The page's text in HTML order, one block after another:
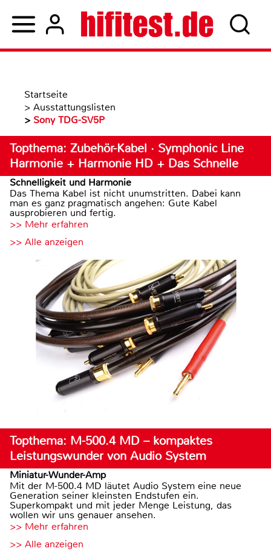
Startseite
> Ausstattungslisten
> Sony TDG-SV5P
Topthema: Zubehör-Kabel · Symphonic Line
Harmonie + Harmonie HD + Das Schnelle
Schnelligkeit und Harmonie
Das Thema Kabel ist nicht unumstritten. Dabei kann
man es ganz pragmatisch angehen: Gute Kabel
ausprobieren und fertig.
>> Mehr erfahren
>> Alle anzeigen
Topthema: M-500.4 MD – kompaktes
Leistungswunder von Audio System
Miniatur-Wunder-Amp
Mit der M-500.4 MD läutet Audio System eine neue
Generation seiner kleinsten Endstufen ein.
Superkompakt und mit jeder Menge Leistung, das
wollen wir uns genauer ansehen.
>> Mehr erfahren
>> Alle anzeigen